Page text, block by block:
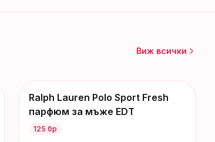
Виж всички
Ralph Lauren Polo Sport Fresh
парфюм за мъже EDT
125 бр